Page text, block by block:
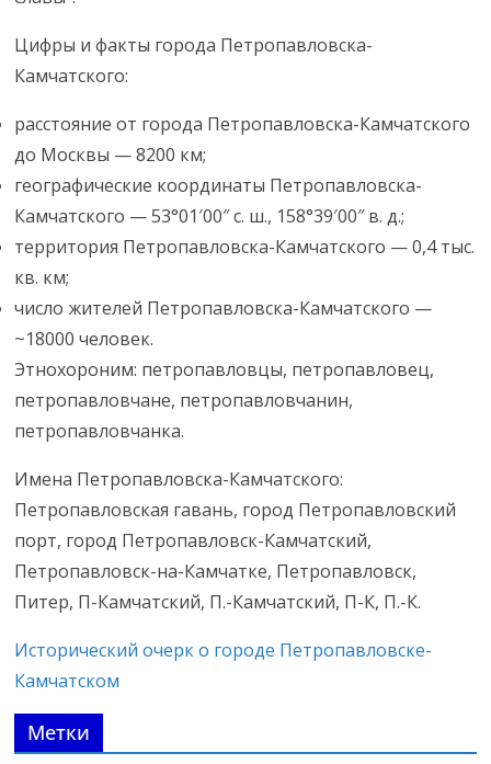
Цифры и факты города Петропавловска-
Камчатского:
расстояние от города Петропавловска-Камчатского
до Москвы — 8200 км;
географические координаты Петропавловска-
Камчатского — 53°01′00″ с. ш., 158°39′00″ в. д.;
территория Петропавловска-Камчатского — 0,4 тыс.
кв. км;
число жителей Петропавловска-Камчатского —
~18000 человек.
Этнохороним: петропавловцы, петропавловец,
петропавловчане, петропавловчанин,
петропавловчанка.
Имена Петропавловска-Камчатского:
Петропавловская гавань, город Петропавловский
порт, город Петропавловск-Камчатский,
Петропавловск-на-Камчатке, Петропавловск,
Питер, П-Камчатский, П.-Камчатский, П-К, П.-К.
Исторический очерк о городе Петропавловске-
Камчатском
Метки